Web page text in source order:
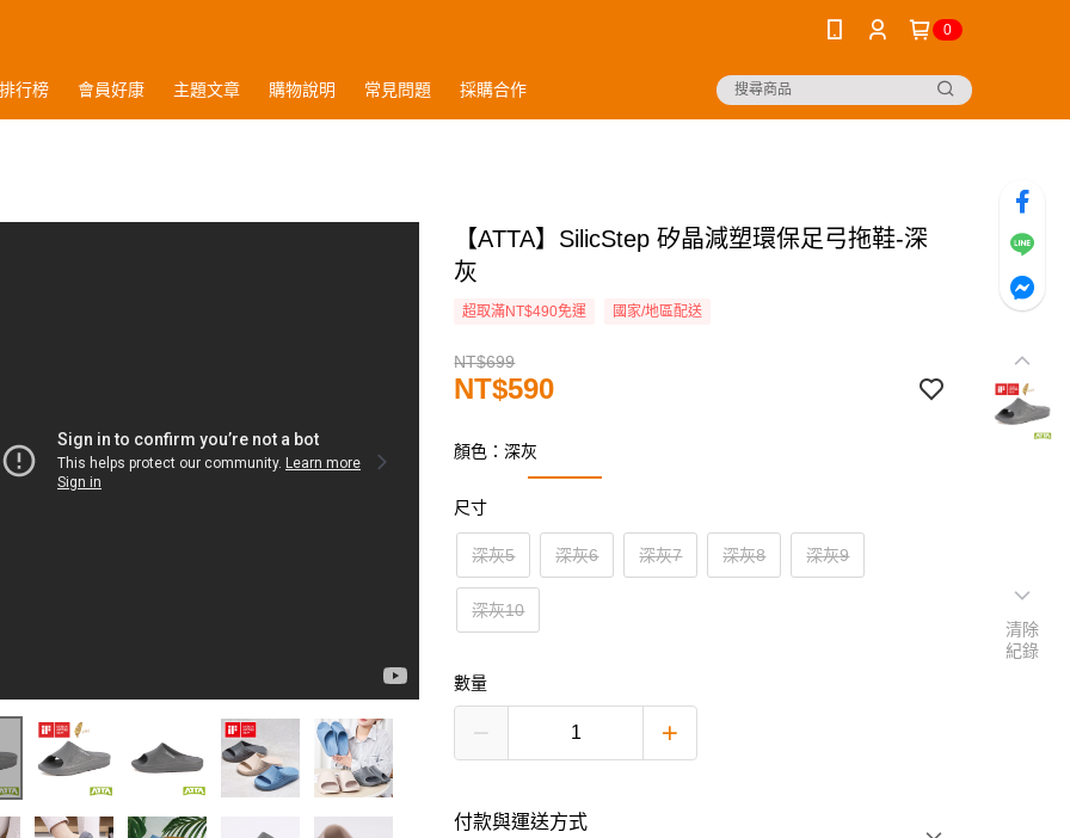
0
行榜 會員好康 主題文章 購物說明 常見問題 採購合作
【ATTA】SilicStep 矽晶減塑環保足弓拖鞋-深
灰
超取滿NT$490免運 國家/地區配送
NT$699
NT$590
顏色：深灰
尺寸
深灰5 深灰6 深灰7 深灰8 深灰9
深灰10
數量
付款與運送方式
清除
紀錄